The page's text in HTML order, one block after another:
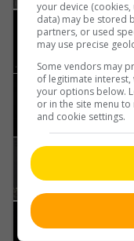
Eiken
Ernen
your device
data) may be stored
partners, or used
may use precise
Some vendors may
of legitimate
your options below.
or in the site menu
and cookie settings.